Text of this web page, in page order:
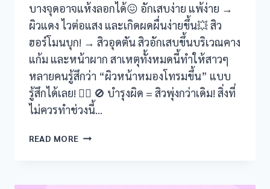
บางจุดอาจแห้งลอกได้😖 อักเสบง่าย แพ้ง่าย →
ผิวแดง ไวต่อแสง และเกิดผดผื่นง่ายขึ้น💥 สิว
ฮอร์โมนบุก! → สิวอุดตัน สิวอักเสบขึ้นบริเวณคาง
แก้ม และหน้าผาก สาเหตุทั้งหมดนี้ทำให้สาวๆ
หลายคนรู้สึกว่า “ผิวหน้าหมองโทรมขึ้น” แบบ
รู้สึกได้เลย! 😵‍💫 🚫 บำรุงผิด = สิวพุ่งกว่าเดิม! สิ่งที่
ไม่ควรทำช่วงนี้…
READ MOREวัน